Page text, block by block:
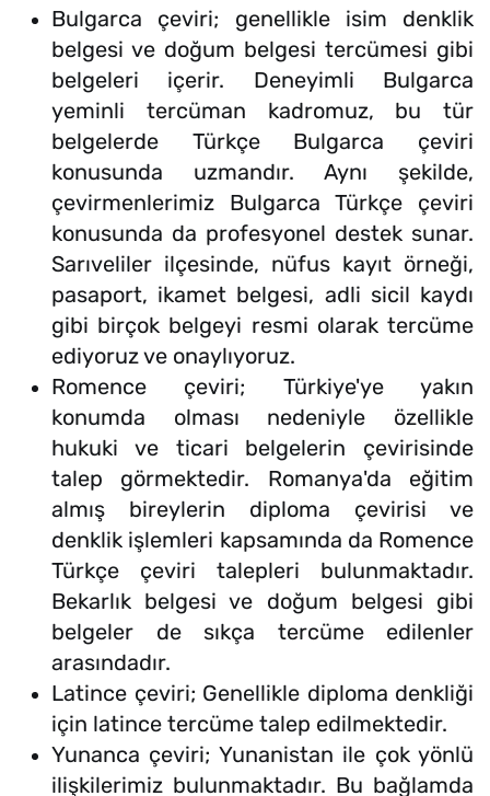
Bulgarca çeviri; genellikle isim denklik
belgesi ve doğum belgesi tercümesi gibi
belgeleri içerir. Deneyimli Bulgarca
yeminli tercüman kadromuz, bu tür
belgelerde Türkçe Bulgarca çeviri
konusunda uzmandır. Aynı şekilde,
çevirmenlerimiz Bulgarca Türkçe çeviri
konusunda da profesyonel destek sunar.
Sarıveliler ilçesinde, nüfus kayıt örneği,
pasaport, ikamet belgesi, adli sicil kaydı
gibi birçok belgeyi resmi olarak tercüme
ediyoruz ve onaylıyoruz.
Romence çeviri; Türkiye'ye yakın
konumda olması nedeniyle özellikle
hukuki ve ticari belgelerin çevirisinde
talep görmektedir. Romanya'da eğitim
almış bireylerin diploma çevirisi ve
denklik işlemleri kapsamında da Romence
Türkçe çeviri talepleri bulunmaktadır.
Bekarlık belgesi ve doğum belgesi gibi
belgeler de sıkça tercüme edilenler
arasındadır.
Latince çeviri; Genellikle diploma denkliği
için latince tercüme talep edilmektedir.
Yunanca çeviri; Yunanistan ile çok yönlü
ilişkilerimiz bulunmaktadır. Bu bağlamda